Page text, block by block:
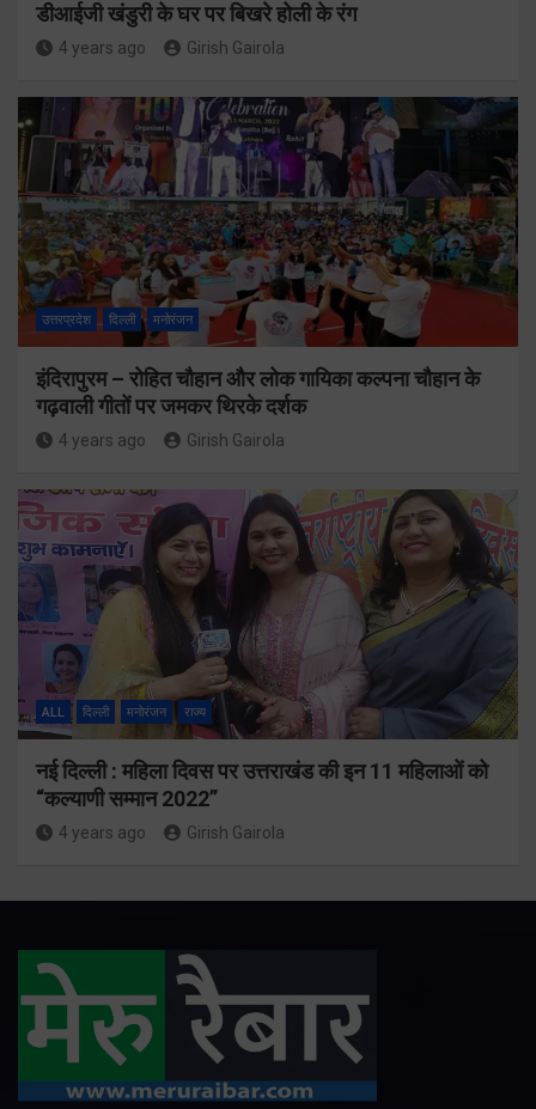
डीआईजी खंडुरी के घर पर बिखरे होली के रंग
4 years ago Girish Gairola
उत्तरप्रदेश दिल्ली मनोरंजन
इंदिरापुरम – रोहित चौहान और लोक गायिका कल्पना चौहान के
गढ़वाली गीतों पर जमकर थिरके दर्शक
4 years ago Girish Gairola
ALL दिल्ली मनोरंजन राज्य
नई दिल्ली : महिला दिवस पर उत्तराखंड की इन 11 महिलाओं को
“कल्याणी सम्मान 2022”
4 years ago Girish Gairola